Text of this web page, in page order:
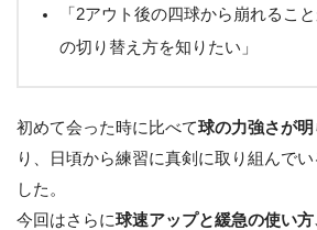
「2アウト後の四球から崩れるこ
の切り替え方を知りたい」
初めて会った時に比べて球の力強さが
り、日頃から練習に真剣に取り組んで
した。
今回はさらに球速アップと緩急の使い